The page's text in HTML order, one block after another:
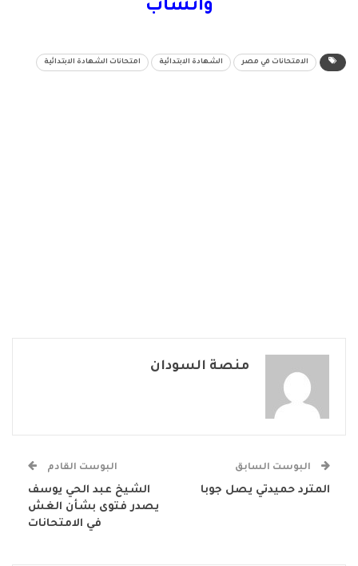
واتساب
الامتحانات في مصر الشهادة الابتدائية امتحانات الشهادة الابتدائية
منصة السودان
البوست السابق
المترد حميدتي يصل جوبا
البوست القادم
الشيخ عبد الحي يوسف
يصدر فتوى بشأن الغش
في الامتحانات